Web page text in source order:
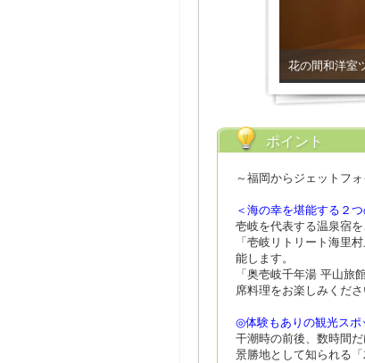
花の間和洋室
ポイント
～福岡からジェットフ
＜海の幸を堪能する２
壱岐を代表する温泉宿を
「壱岐リトリート海里
能します。
「奥壱岐千年湯 平山旅
席料理をお楽しみくださ
◎体験もありの観光スポ
干潮時の前後、数時間
景勝地として知られる